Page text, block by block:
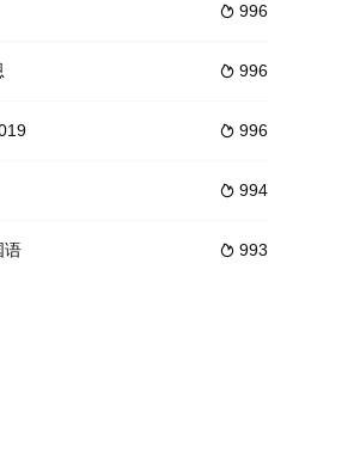
主线变成了原著中不受人待见的欧阳
伯爵的急电，要其迅速赶到西班牙。二战末期，
 996
 996
 996
 994
 993
语